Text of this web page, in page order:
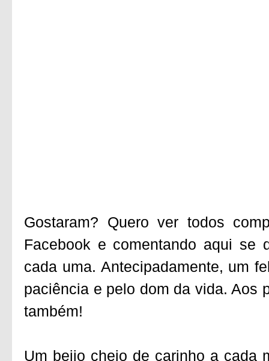
Gostaram? Quero ver todos
Facebook e comentando aqui se
cada uma. Antecipadamente, um
paciência e pelo dom da vida. Aos
também!
Um beijo cheio de carinho a cada